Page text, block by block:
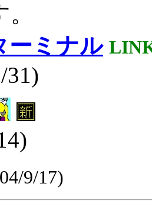
ーミナル
31)
9/17)